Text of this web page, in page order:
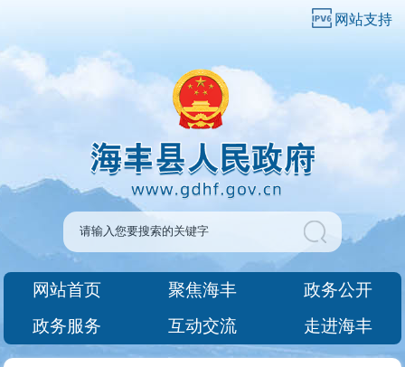
网站支持
网站首页 聚焦海丰
政务公开
政务服务
互动交流 走进海丰